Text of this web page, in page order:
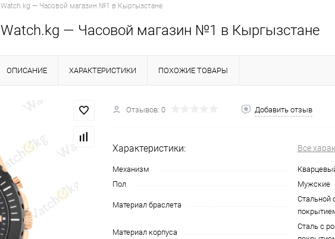
Watch.kg — Часовой магазин №1 в Кыргызстане
Watch.kg — Часовой магазин №1 в Кыргызстане
ОПИСАНИЕ ХАРАКТЕРИСТИКИ ПОХОЖИЕ ТОВАРЫ
Отзывов: 0 Добавить отзыв
Характеристики: Все
Механизм
Пол
Мужские
Материал браслета
Стальной
Материал корпуса
Сталь с